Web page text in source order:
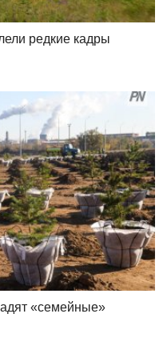
редкие кадры
«семейные»